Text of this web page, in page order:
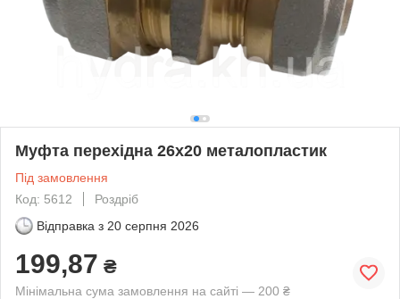
Муфта перехідна 26х20 металопластик
Під замовлення
Код: 5612
Роздріб
Відправка з 20 серпня 2026
199,87 ₴
Мінімальна сума замовлення на сайті — 200 ₴